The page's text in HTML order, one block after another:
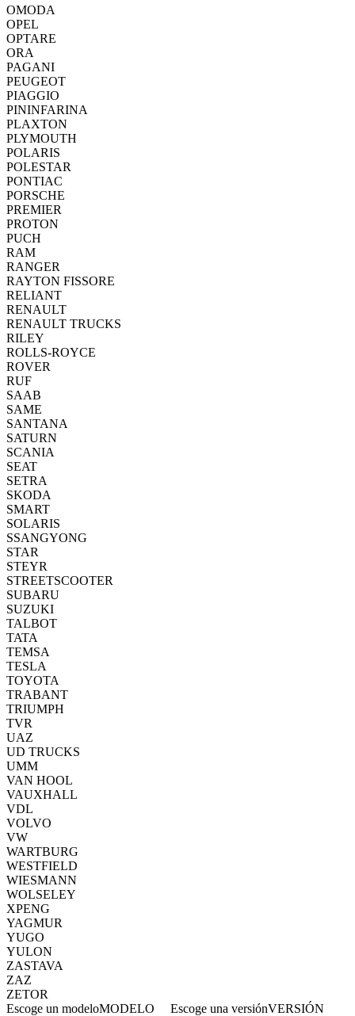
OMODA
OPEL
OPTARE
ORA
PAGANI
PEUGEOT
PIAGGIO
PININFARINA
PLAXTON
PLYMOUTH
POLARIS
POLESTAR
PONTIAC
PORSCHE
PREMIER
PROTON
PUCH
RAM
RANGER
RAYTON FISSORE
RELIANT
RENAULT
RENAULT TRUCKS
RILEY
ROLLS-ROYCE
ROVER
RUF
SAAB
SAME
SANTANA
SATURN
SCANIA
SEAT
SETRA
SKODA
SMART
SOLARIS
SSANGYONG
STAR
STEYR
STREETSCOOTER
SUBARU
SUZUKI
TALBOT
TATA
TEMSA
TESLA
TOYOTA
TRABANT
TRIUMPH
TVR
UAZ
UD TRUCKS
UMM
VAN HOOL
VAUXHALL
VDL
VOLVO
VW
WARTBURG
WESTFIELD
WIESMANN
WOLSELEY
XPENG
YAGMUR
YUGO
YULON
ZASTAVA
ZAZ
ZETOR
Escoge un modeloMODELO Escoge una versiónVERSIÓN